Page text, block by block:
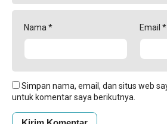
Nama * Email *
Simpan nama, email, dan situs web
untuk komentar saya berikutnya.